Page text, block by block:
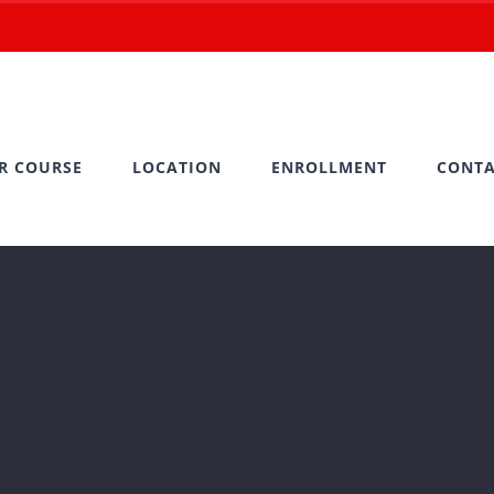
COURSE LOCATION ENROLLMENT